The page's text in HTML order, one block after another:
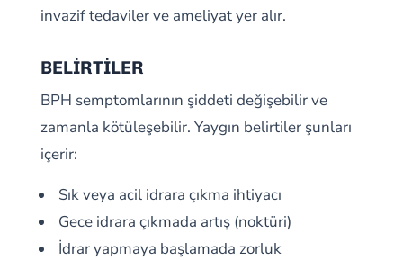
invazif tedaviler ve ameliyat yer alır.
BELİRTİLER
BPH semptomlarının şiddeti değişebilir ve
zamanla kötüleşebilir. Yaygın belirtiler şunları
içerir:
Sık veya acil idrara çıkma ihtiyacı
Gece idrara çıkmada artış (noktüri)
İdrar yapmaya başlamada zorluk